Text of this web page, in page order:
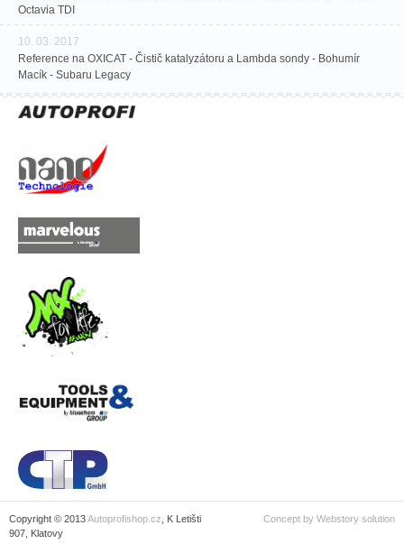
Octavia TDI
10. 03. 2017
Reference na OXICAT - Čistič katalyzátoru a Lambda sondy - Bohumír
Macík - Subaru Legacy
Concept by Webstory solution
Copyright © 2013Autoprofishop.cz , K Letišti
907, Klatovy